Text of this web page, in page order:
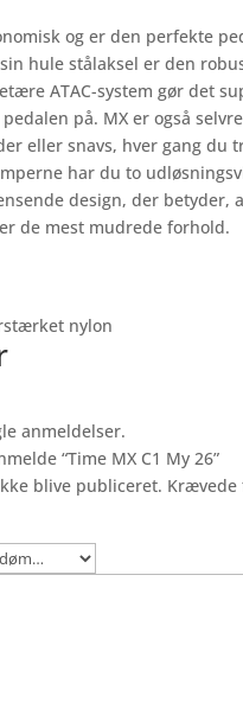
og er den perfekte
hule stålaksel er den
ATAC-system gør det
på. MX er også
eller snavs, hver gang du
har du to
design, der betyder,
de mest mudrede forhold.
nylon
anmeldelser.
“Time MX C1 My 26”
blive publiceret. Krævede